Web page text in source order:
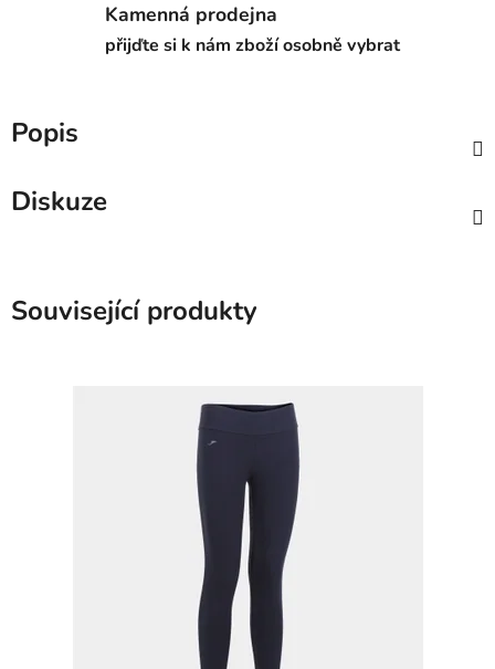
Kamenná prodejna
přijďte si k nám zboží osobně vybrat
Popis
Diskuze
Související produkty